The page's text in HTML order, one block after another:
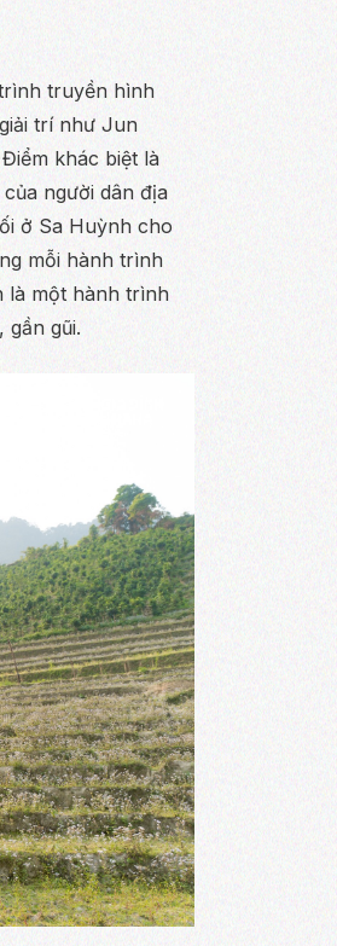
truyền hình
trí như Jun
khác biệt là
người dân địa
ở Sa Huỳnh cho
mỗi hành trình
là một hành trình
gũi.